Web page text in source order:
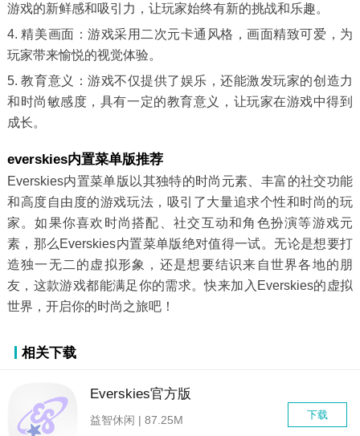
游戏的新鲜感和吸引力，让玩家始终有新的挑战和乐趣。
4. 精美画面：游戏采用二次元卡通风格，画面精致可爱，为
玩家带来愉悦的视觉体验。
5. 教育意义：游戏不仅提供了娱乐，还能激发玩家的创造力
和时尚敏感度，具有一定的教育意义，让玩家在游戏中得到
成长。
everskies内置菜单版推荐
Everskies内置菜单版以其独特的时尚元素、丰富的社交功能
和高度自由度的游戏玩法，吸引了大量追求个性和时尚的玩
家。如果你喜欢时尚搭配、社交互动和角色扮演等游戏元
素，那么Everskies内置菜单版绝对值得一试。无论是想要打
造独一无二的虚拟形象，还是想要结识来自世界各地的朋
友，这款游戏都能满足你的需求。快来加入Everskies的虚拟
世界，开启你的时尚之旅吧！
相关下载
Everskies官方版
下载
益智休闲 | 87.25M